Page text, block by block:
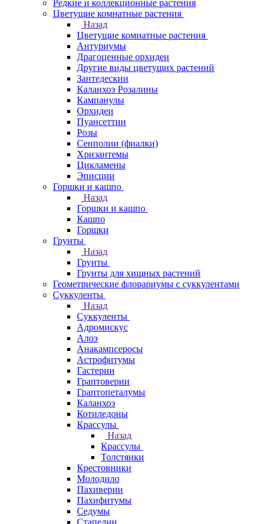
Редкие и коллекционные растения
Цветущие комнатные растения
Назад
Цветущие комнатные растения
Антуриумы
Драгоценные орхидеи
Другие виды цветущих растений
Зантедескии
Каланхоэ Розалины
Кампанулы
Орхидеи
Пуансеттии
Розы
Сенполии (фиалки)
Хризантемы
Цикламены
Эписции
Горшки и кашпо
Назад
Горшки и кашпо
Кашпо
Горшки
Грунты
Назад
Грунты
Грунты для хищных растений
Геометрические флорариумы с суккулентами
Суккуленты
Назад
Суккуленты
Адромискус
Алоэ
Анакампсеросы
Астрофитумы
Гастерии
Граптоверии
Граптопеталумы
Каланхоэ
Котиледоны
Крассулы
Назад
Крассулы
Толстянки
Крестовники
Молодило
Пахиверии
Пахифитумы
Седумы
Стапелии